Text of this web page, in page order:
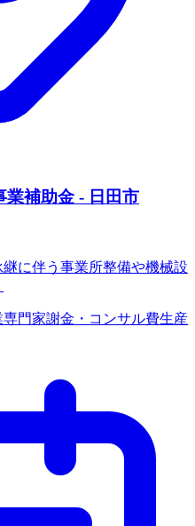
業補助金 - 日田市
に伴う事業所整備や機械設
専門家謝金・コンサル費生産